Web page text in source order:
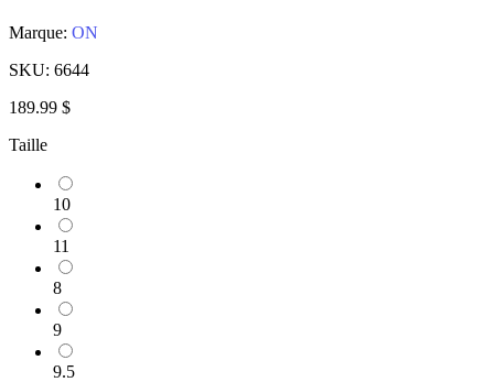
Marque: ON
SKU: 6644
189.99 $
Taille
10
11
8
9
9.5